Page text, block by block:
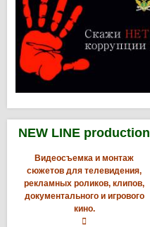
NEW LINE production
Видеосъемка и монтаж
сюжетов для телевидения,
рекламных роликов, клипов,
документального и игрового
кино.
